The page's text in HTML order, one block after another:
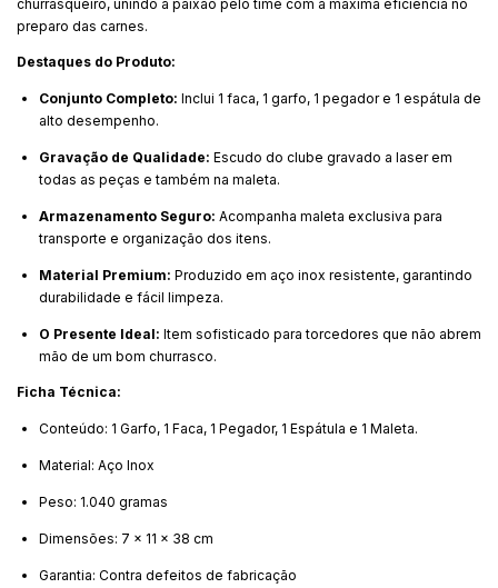
churrasqueiro, unindo a paixão pelo time com a máxima eficiência no
preparo das carnes.
Destaques do Produto:
Conjunto Completo: Inclui 1 faca, 1 garfo, 1 pegador e 1 espátula de
alto desempenho.
Gravação de Qualidade: Escudo do clube gravado a laser em
todas as peças e também na maleta.
Armazenamento Seguro: Acompanha maleta exclusiva para
transporte e organização dos itens.
Material Premium: Produzido em aço inox resistente, garantindo
durabilidade e fácil limpeza.
O Presente Ideal: Item sofisticado para torcedores que não abrem
mão de um bom churrasco.
Ficha Técnica:
Conteúdo: 1 Garfo, 1 Faca, 1 Pegador, 1 Espátula e 1 Maleta.
Material: Aço Inox
Peso: 1.040 gramas
Dimensões: 7 x 11 x 38 cm
Garantia: Contra defeitos de fabricação